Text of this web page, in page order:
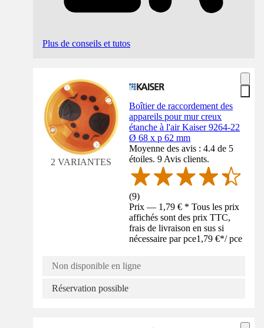
Plus de conseils et tutos
2 VARIANTES
Boîtier de raccordement des
appareils pour mur creux
étanche à l'air Kaiser 9264-22
Ø 68 x p 62 mm
Moyenne des avis : 4.4 de 5
étoiles. 9 Avis clients.
(9)
Prix — 1,79 € * Tous les prix
affichés sont des prix TTC,
frais de livraison en sus si
nécessaire par pce1,79 €*/ pce
Non disponible en ligne
Réservation possible